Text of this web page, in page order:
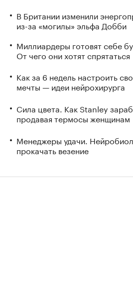
В Британии изменили
из-за «могилы» эльфа Добби
Миллиардеры готовят себе
От чего они хотят спрятаться
Как за 6 недель настроить
мечты — идеи нейрохирурга
Сила цвета. Как Stanley
продавая термосы женщинам
Менеджеры удачи.
прокачать везение